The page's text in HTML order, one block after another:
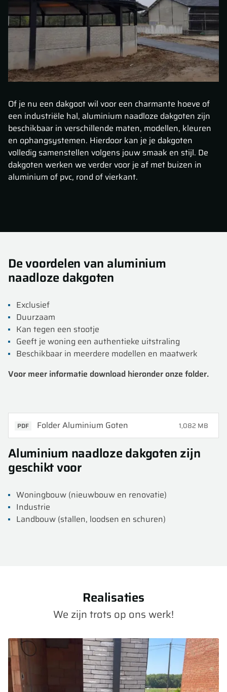
Of je nu een dakgoot wil voor een charmante hoeve of
een industriële hal, aluminium naadloze dakgoten zijn
beschikbaar in verschillende maten, modellen, kleuren
en ophangsystemen. Hierdoor kan je je dakgoten
volledig samenstellen volgens jouw smaak en stijl. De
dakgoten werken we verder voor je af met buizen in
aluminium of pvc, rond of vierkant.
De voordelen van aluminium
naadloze dakgoten
Exclusief
Duurzaam
Kan tegen een stootje
Geeft je woning een authentieke uitstraling
Beschikbaar in meerdere modellen en maatwerk
Voor meer informatie download hieronder onze folder.
PDF Folder Aluminium Goten 1,082 MB
Aluminium naadloze dakgoten zijn
geschikt voor
Woningbouw (nieuwbouw en renovatie)
Industrie
Landbouw (stallen, loodsen en schuren)
Realisaties
We zijn trots op ons werk!